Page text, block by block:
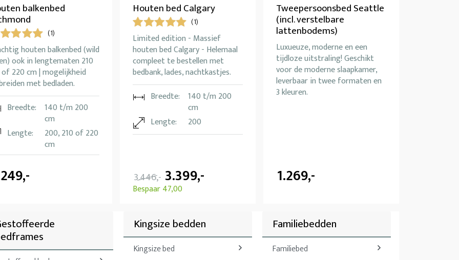
balkenbed
(1)
houten balkenbed (wild
ook in lengtematen 210
220 cm | mogelijkheid
met bedladen.
Breedte:
140 t/m 200
cm
Lengte:
200, 210 of 220
cm
Houten bed Calgary
(1)
Limited edition - Massief
houten bed Calgary - Helemaal
compleet te bestellen met
bedbank, lades, nachtkastjes.
Breedte:
140 t/m 200
cm
Lengte:
200
3.446,- 3.399,-
Bespaar 47,00
Tweepersoonsbed Seattle
(incl. verstelbare
lattenbodems)
Luxueuze, moderne en een
tijdloze uitstraling! Geschikt
voor de moderne slaapkamer,
leverbaar in twee formaten en
3 kleuren.
1.269,-
Kingsize bedden
Kingsize bed
Familiebedden
Familiebed